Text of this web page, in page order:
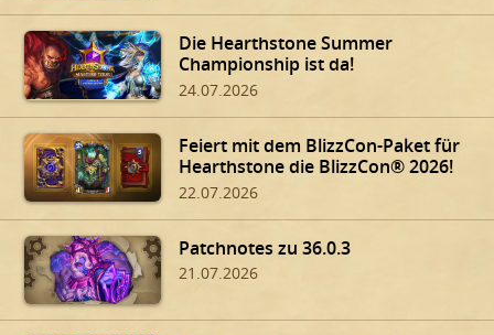
Die Hearthstone Summer
Championship ist da!
24.07.2026
Feiert mit dem BlizzCon-Paket für
Hearthstone die BlizzCon® 2026!
22.07.2026
Patchnotes zu 36.0.3
21.07.2026